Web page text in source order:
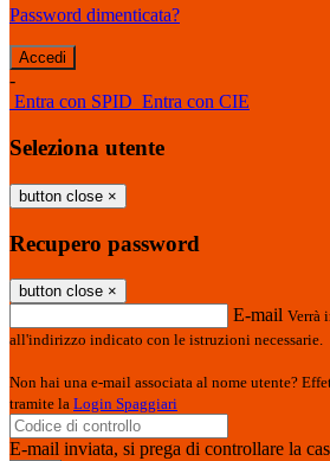
Password dimenticata?
-
Entra con SPID Entra con CIE
Seleziona utente
button close ×
Recupero password
button close ×
E-mail Verrà
all'indirizzo indicato con le istruzioni necessarie.
Non hai una e-mail associata al nome utente?
tramite la Login Spaggiari
E-mail inviata, si prega di controllare la